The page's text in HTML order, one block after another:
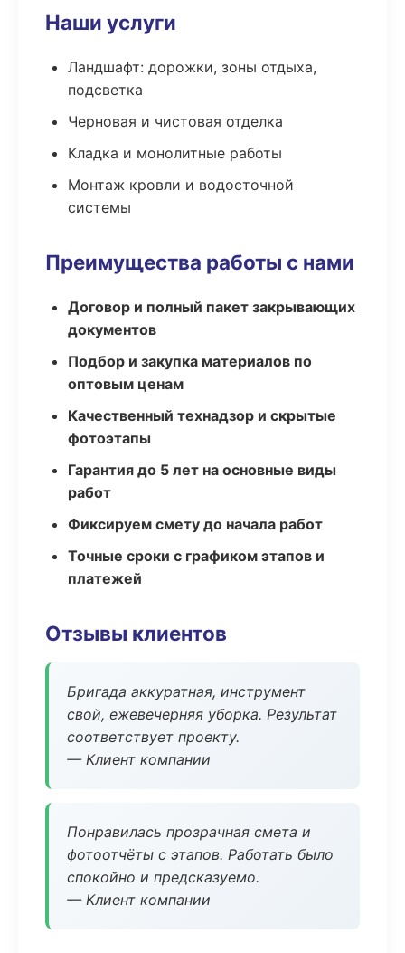
Наши услуги
Ландшафт: дорожки, зоны отдыха,
подсветка
Черновая и чистовая отделка
Кладка и монолитные работы
Монтаж кровли и водосточной
системы
Преимущества работы с нами
Договор и полный пакет закрывающих
документов
Подбор и закупка материалов по
оптовым ценам
Качественный технадзор и скрытые
фотоэтапы
Гарантия до 5 лет на основные виды
работ
Фиксируем смету до начала работ
Точные сроки с графиком этапов и
платежей
Отзывы клиентов
Бригада аккуратная, инструмент
свой, ежевечерняя уборка. Результат
соответствует проекту.
— Клиент компании
Понравилась прозрачная смета и
фотоотчёты с этапов. Работать было
спокойно и предсказуемо.
— Клиент компании